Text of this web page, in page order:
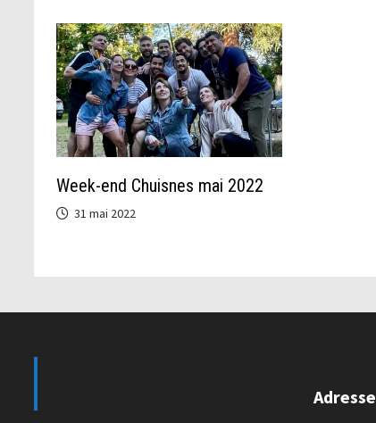
Week-end Chuisnes mai 2022
31 mai 2022